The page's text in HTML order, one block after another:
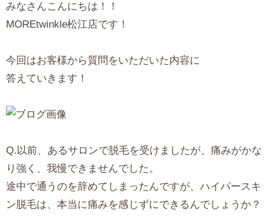
みなさんこんにちは！！
MOREtwinkle松江店です！
今回はお客様から質問をいただいた内容に
答えていきます！
Q.以前、あるサロンで脱毛を受けましたが、痛みがかな
り強く、我慢できませんでした。
途中で通うのを辞めてしまったんですが、ハイパースキ
ン脱毛は、本当に痛みを感じずにできるんでしょうか？